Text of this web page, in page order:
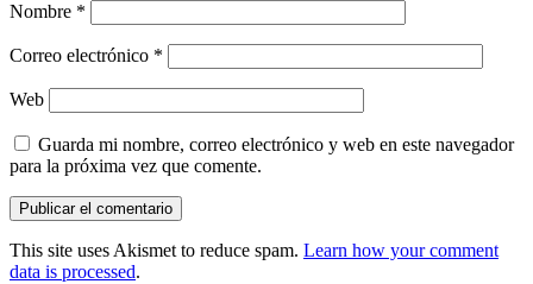
Nombre *
Correo electrónico *
Web
Guarda mi nombre, correo electrónico y web en este navegador
para la próxima vez que comente.
This site uses Akismet to reduce spam. Learn how your comment
data is processed.